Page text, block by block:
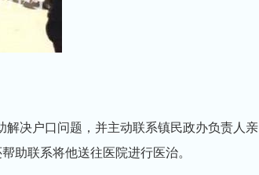
决户口问题，并主动联系镇民政办负责人亲
助联系将他送往医院进行医治。